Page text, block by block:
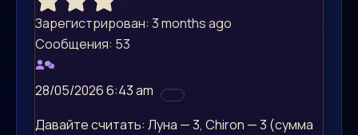
Зарегистрирован: 3 months ago
Сообщения: 53
28/05/2026 6:43 am
Давайте считать: Луна — 3, Chiron — 3 (сумма